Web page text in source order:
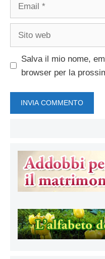
Salva il mio nome,
browser per la